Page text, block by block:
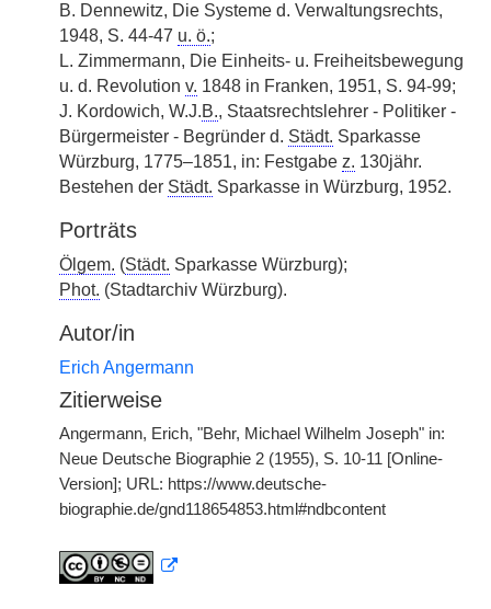
B. Dennewitz, Die Systeme d. Verwaltungsrechts,
1948, S. 44-47 u. ö.;
L. Zimmermann, Die Einheits- u. Freiheitsbewegung
u. d. Revolution v. 1848 in Franken, 1951, S. 94-99;
J. Kordowich, W.J.B., Staatsrechtslehrer - Politiker -
Bürgermeister - Begründer d. Städt. Sparkasse
Würzburg, 1775–1851, in: Festgabe z. 130jähr.
Bestehen der Städt. Sparkasse in Würzburg, 1952.
Porträts
Ölgem. (Städt. Sparkasse Würzburg);
Phot. (Stadtarchiv Würzburg).
Autor/in
Erich Angermann
Zitierweise
Angermann, Erich, "Behr, Michael Wilhelm Joseph" in:
Neue Deutsche Biographie 2 (1955), S. 10-11 [Online-
Version]; URL: https://www.deutsche-
biographie.de/gnd118654853.html#ndbcontent